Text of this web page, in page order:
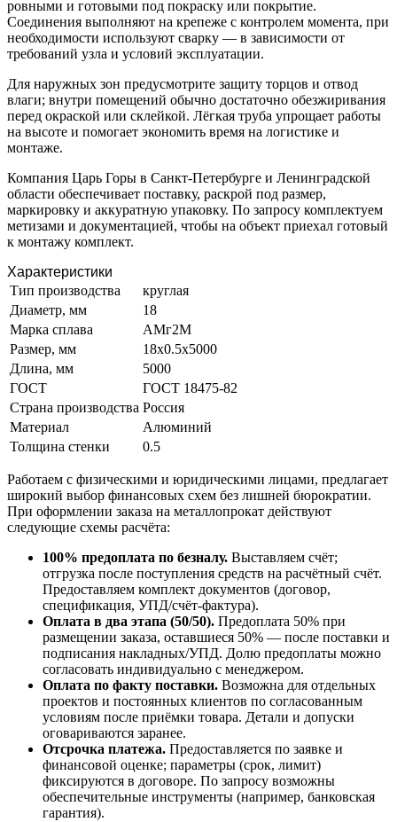
ровными и готовыми под покраску или покрытие.
Соединения выполняют на крепеже с контролем момента, при
необходимости используют сварку — в зависимости от
требований узла и условий эксплуатации.
Для наружных зон предусмотрите защиту торцов и отвод
влаги; внутри помещений обычно достаточно обезжиривания
перед окраской или склейкой. Лёгкая труба упрощает работы
на высоте и помогает экономить время на логистике и
монтаже.
Компания Царь Горы в Санкт-Петербурге и Ленинградской
области обеспечивает поставку, раскрой под размер,
маркировку и аккуратную упаковку. По запросу комплектуем
метизами и документацией, чтобы на объект приехал готовый
к монтажу комплект.
Характеристики
Тип производства
круглая
Диаметр, мм
18
Марка сплава
АМг2М
Размер, мм
18х0.5х5000
Длина, мм
5000
ГОСТ
ГОСТ 18475-82
Страна производства Россия
Материал
Алюминий
Толщина стенки
0.5
Работаем с физическими и юридическими лицами, предлагает
широкий выбор финансовых схем без лишней бюрократии.
При оформлении заказа на металлопрокат действуют
следующие схемы расчёта:
100% предоплата по безналу. Выставляем счёт;
отгрузка после поступления средств на расчётный счёт.
Предоставляем комплект документов (договор,
спецификация, УПД/счёт-фактура).
Оплата в два этапа (50/50). Предоплата 50% при
размещении заказа, оставшиеся 50% — после поставки и
подписания накладных/УПД. Долю предоплаты можно
согласовать индивидуально с менеджером.
Оплата по факту поставки. Возможна для отдельных
проектов и постоянных клиентов по согласованным
условиям после приёмки товара. Детали и допуски
оговариваются заранее.
Отсрочка платежа. Предоставляется по заявке и
финансовой оценке; параметры (срок, лимит)
фиксируются в договоре. По запросу возможны
обеспечительные инструменты (например, банковская
гарантия).